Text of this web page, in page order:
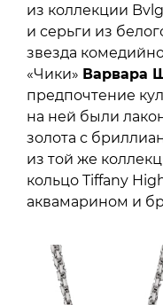
из коллекции
и серьги из
звезда
«Чики» Варвара
предпочтение
на ней были
золота с
из той же
кольцо Tiffany
аквамарином и